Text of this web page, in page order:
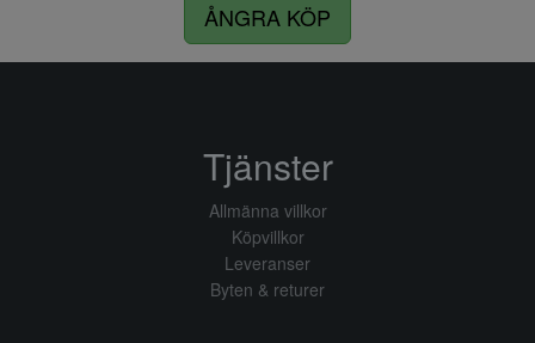
ÅNGRA KÖP
Tjänster
Allmänna villkor
Köpvillkor
Leveranser
Byten & returer